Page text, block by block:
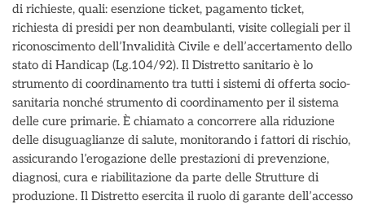
di richieste, quali: esenzione ticket, pagamento ticket,
richiesta di presidi per non deambulanti, visite collegiali per il
riconoscimento dell’Invalidità Civile e dell’accertamento dello
stato di Handicap (Lg.104/92). Il Distretto sanitario è lo
strumento di coordinamento tra tutti i sistemi di offerta socio-
sanitaria nonché strumento di coordinamento per il sistema
delle cure primarie. È chiamato a concorrere alla riduzione
delle disuguaglianze di salute, monitorando i fattori di rischio,
assicurando l’erogazione delle prestazioni di prevenzione,
diagnosi, cura e riabilitazione da parte delle Strutture di
produzione. Il Distretto esercita il ruolo di garante dell’accesso